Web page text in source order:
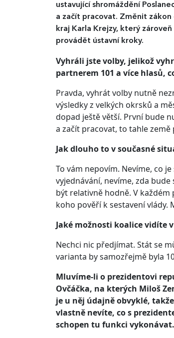
ustavující shromáždění
a začít pracovat. Změnit zákon
kraj Karla Krejzy, který
provádět ústavní kroky.
Vyhráli jste volby, jelikož
partnerem 101 a více hlasů,
Pravda, vyhrát volby nutně
výsledky z velkých okrsků a
dopad ještě větší. První bude
a začít pracovat, to tahle
Jak dlouho to v současné
To vám nepovím. Nevíme, co
vyjednávání, nevíme, zda
být relativně hodně. V
koho pověří k sestavení vlády.
Jaké možnosti koalice vidíte
Nechci nic předjímat. Stát se
varianta by samozřejmě byla
Mluvíme-li o prezidentovi
Ovčáčka, na kterých Miloš
je u něj údajně obvyklé,
vlastně nevíte, co s
schopen tu funkci